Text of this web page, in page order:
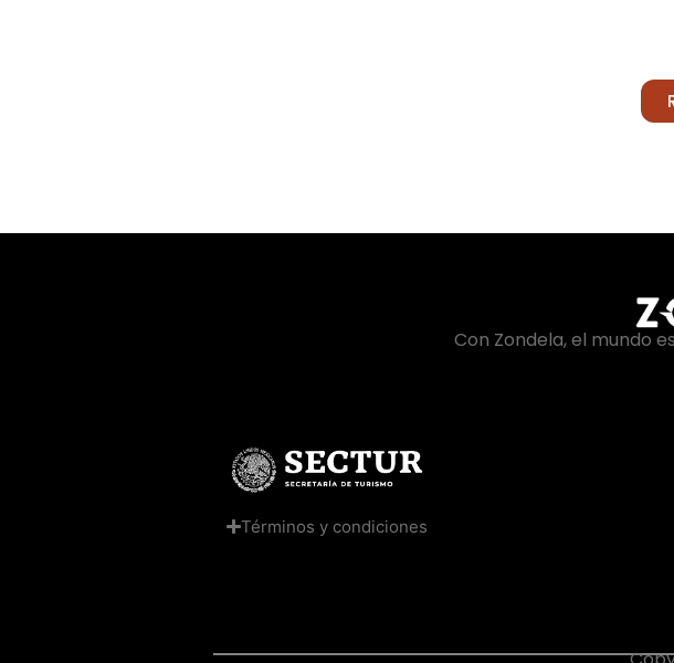
Con Zondela, el mundo
Términos y condiciones